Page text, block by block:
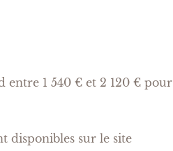
entre 1 540 € et 2 120 € pour
disponibles sur le site